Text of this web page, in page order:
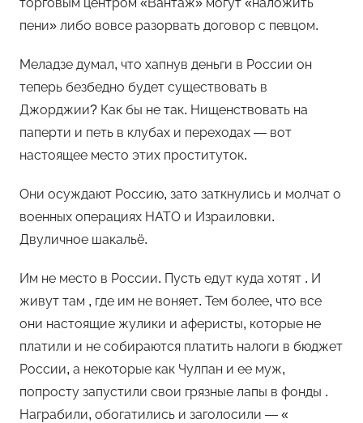
торговым центром «Вантаж» могут «наложить
пени» либо вовсе разорвать договор с певцом.
Меладзе думал, что хапнув деньги в России он
теперь безбедно будет существовать в
Джорджии? Как бы не так. Нищенствовать на
паперти и петь в клубах и переходах — вот
настоящее место этих проституток.
Они осуждают Россию, зато заткнулись и молчат о
военных операциях НАТО и Израиловки.
Двуличное шакальё.
Им не место в России. Пусть едут куда хотят . И
живут там , где им не воняет. Тем более, что все
они настоящие жулики и аферисты, которые не
платили и не собираются платить налоги в бюджет
России, а некоторые как Чулпан и ее муж,
попросту запустили свои грязные лапы в фонды .
Награбили, обогатились и заголосили — «